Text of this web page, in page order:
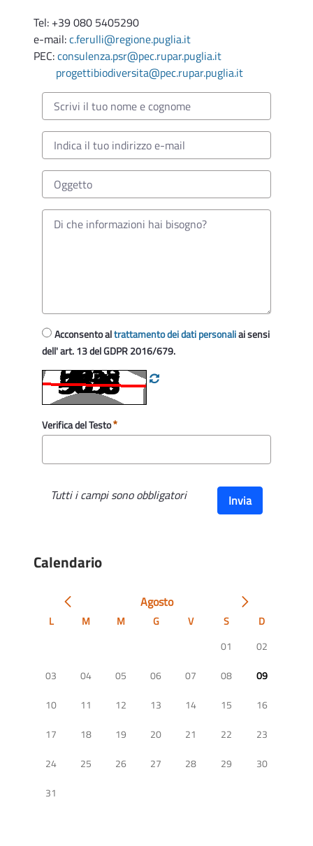
Tel: +39 080 5405290
e-mail:c.ferulli@regione.puglia.it
PEC:consulenza.psr@pec.rupar.puglia.it
progettibiodiversita@pec.rupar.puglia.it
Acconsento altrattamento dei dati personaliai sensi
dell' art. 13 del GDPR 2016/679.
Verifica del Testo
Tutti i campi sono obbligatori Invia
Calendario
Agosto
L M M G V S
D
01
02
03
04 05 06 07 08
09
10
11 12 13 14 15
16
17
18 19 20 21 22
23
24
25 26 27 28 29
30
31